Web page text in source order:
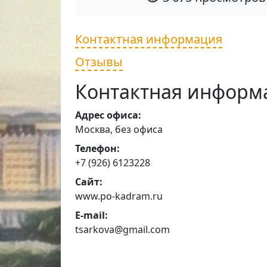
Контактная информация
Отзывы
Контактная
Адрес офиса:
Москва, без офиса
Телефон:
+7 (926) 6123228
Сайт:
www.po-kadram.ru
E-mail:
tsarkova@gmail.com